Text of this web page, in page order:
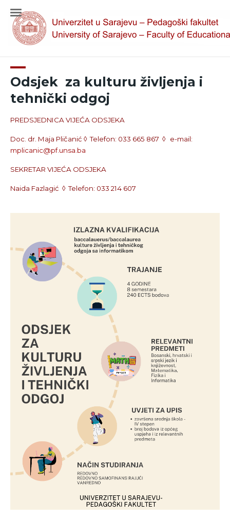
Odsjek za kulturu življenja i
tehnički odgoj
PREDSJEDNICA VIJEĆA ODSJEKA
Doc. dr. Maja Pličanić ◊Telefon: 033 665 867 ◊ e-mail:
mplicanic@pf.unsa.ba
SEKRETAR VIJEĆA ODSJEKA
Naida Fazlagić ◊Telefon: 033 214 607